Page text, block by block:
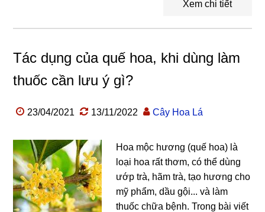
Xem chi tiết
Tác dụng của quế hoa, khi dùng làm
thuốc cần lưu ý gì?
23/04/2021 13/11/2022 Cây Hoa Lá
Hoa mộc hương (quế hoa) là
loại hoa rất thơm, có thể dùng
ướp trà, hãm trà, tạo hương cho
mỹ phẩm, dầu gội... và làm
thuốc chữa bệnh. Trong bài viết